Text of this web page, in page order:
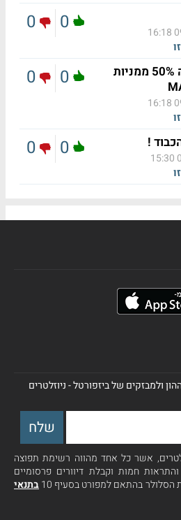
0
0
קבוצת G רכשה 50% ממניות
0
0
!
0
0
ולמבזקים של ביזפורטל - ניוזלטרים
אשר כל אחד מהווה רשימת תפוצה
חמות וקבלת דיוורים פרסומיים
בהתאם למפורט בסעיף 10
בתנאי